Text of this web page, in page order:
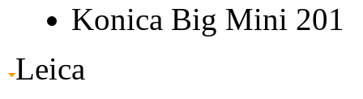
Konica Big Mini 201
Leica